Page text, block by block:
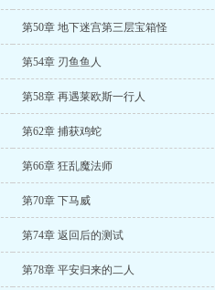
第50章 地下迷宫第三层宝箱怪
第54章 刃鱼鱼人
第58章 再遇莱欧斯一行人
第62章 捕获鸡蛇
第66章 狂乱魔法师
第70章 下马威
第74章 返回后的测试
第78章 平安归来的二人